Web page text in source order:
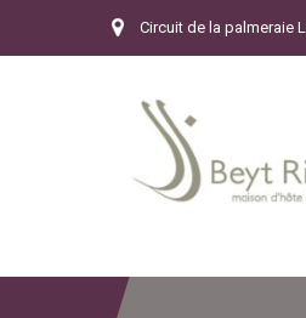
Circuit de la palmeraie